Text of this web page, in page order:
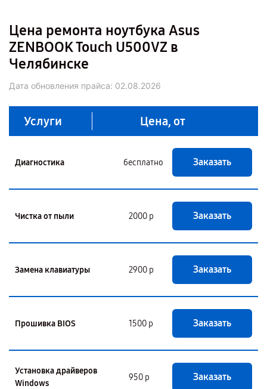
Цена ремонта ноутбука Asus
ZENBOOK Touch U500VZ в
Челябинске
Дата обновления прайса: 02.08.2026
Услуги Цена, от
Диагностика бесплатно Заказать
Чистка от пыли 2000 р Заказать
Замена клавиатуры 2900 р Заказать
Прошивка BIOS 1500 р Заказать
Установка драйверов
Windows
950 р Заказать